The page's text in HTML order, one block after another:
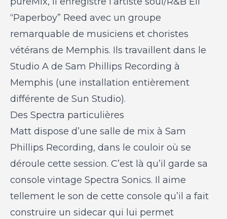
“Paperboy” Reed avec un groupe
remarquable de musiciens et choristes
vétérans de Memphis. Ils travaillent dans le
Studio A de Sam Phillips Recording à
Memphis (une installation entièrement
différente de Sun Studio).
Des Spectra particulières
Matt dispose d’une salle de mix à Sam
Phillips Recording, dans le couloir où se
déroule cette session. C’est là qu’il garde sa
console vintage Spectra Sonics. Il aime
tellement le son de cette console qu’il a fait
construire un sidecar qui lui permet